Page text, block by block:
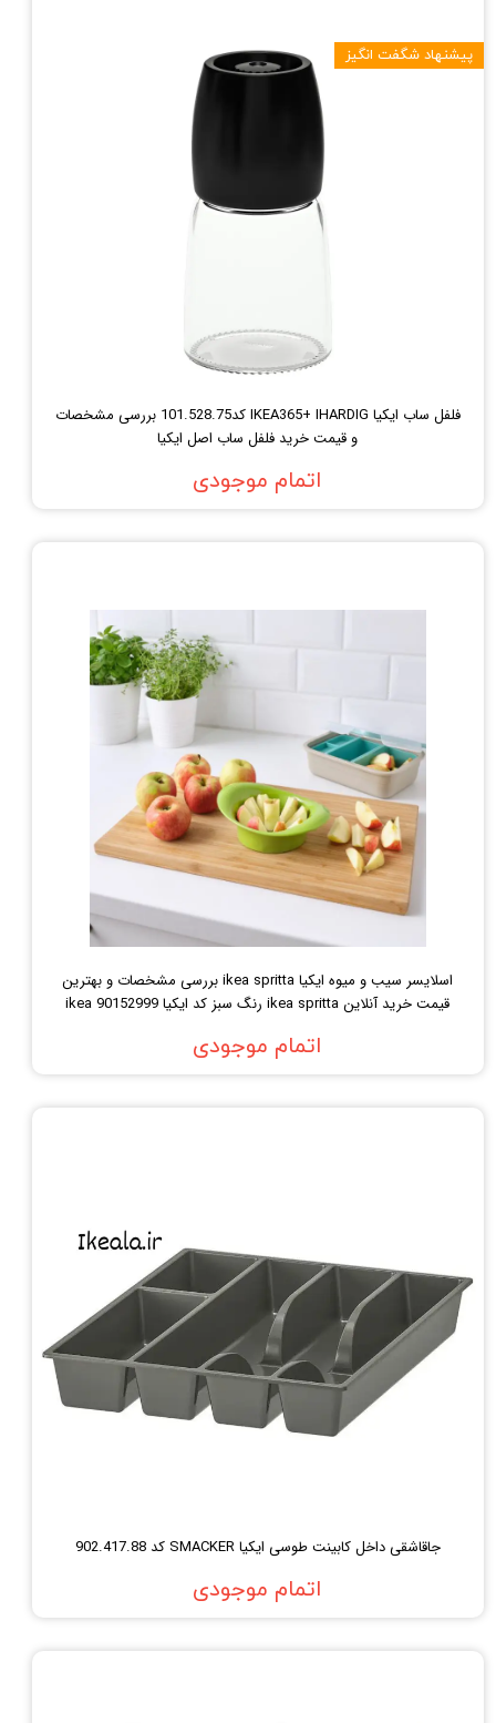
فلفل ساب ایکیا IKEA365+ IHARDIG کد101.528.75 بررسی مشخصات
و قیمت خرید فلفل ساب اصل ایکیا
اتمام موجودی
پیشنهاد شگفت انگیز
اسلایسر سیب و میوه ایکیا ikea spritta بررسی مشخصات و بهترین
قیمت خرید آنلاین ikea spritta رنگ سبز کد ایکیا ikea 90152999
اتمام موجودی
جاقاشقی داخل کابینت طوسی ایکیا SMACKER کد 902.417.88
اتمام موجودی